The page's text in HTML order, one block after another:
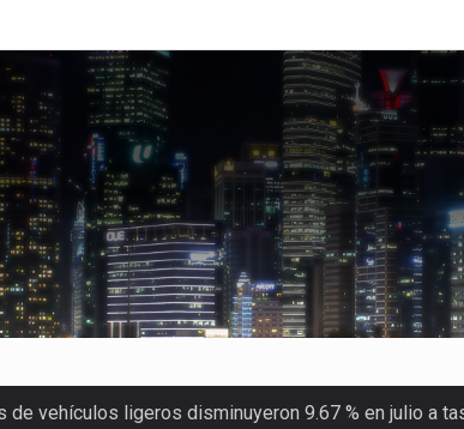
vehículos ligeros disminuyeron 9.67 % en julio a